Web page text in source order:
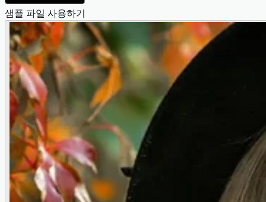
샘플 파일 사용하기